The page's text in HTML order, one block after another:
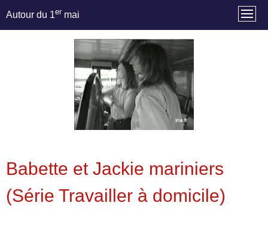
Autour du 1er mai
Babette et Jackie mariniers
(Série Travailler à domicile)